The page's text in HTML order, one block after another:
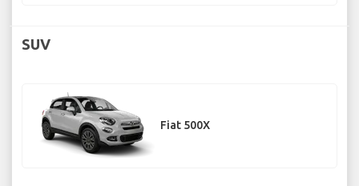
SUV
Fiat 500X